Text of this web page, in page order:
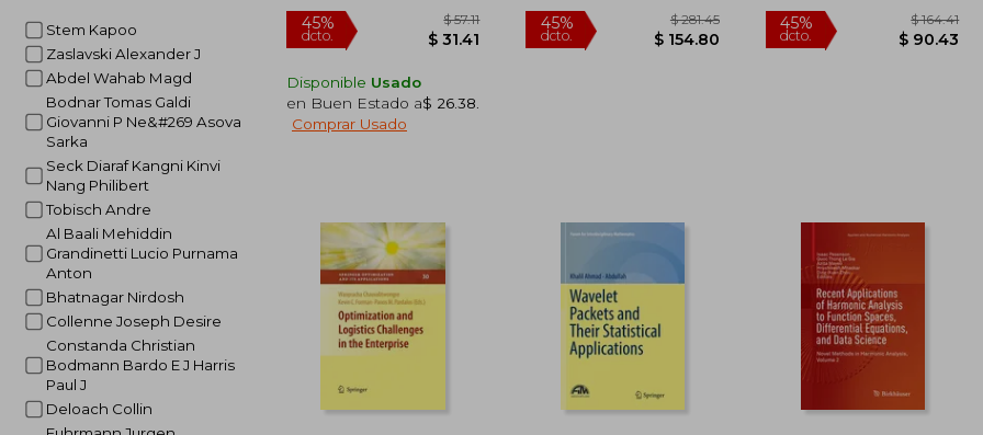
Stem Kapoo
Zaslavski Alexander J
Abdel Wahab Magd
Bodnar Tomas Galdi
Giovanni P Ne&#269 Asova
Sarka
Seck Diaraf Kangni Kinvi
Nang Philibert
Tobisch Andre
Al Baali Mehiddin
Grandinetti Lucio Purnama
Anton
Bhatnagar Nirdosh
Collenne Joseph Desire
Constanda Christian
Bodmann Bardo E J Harris
Paul J
Deloach Collin
45%
dcto.
Disponible Usado
en Buen Estado a$ 26.38
Comprar Usado